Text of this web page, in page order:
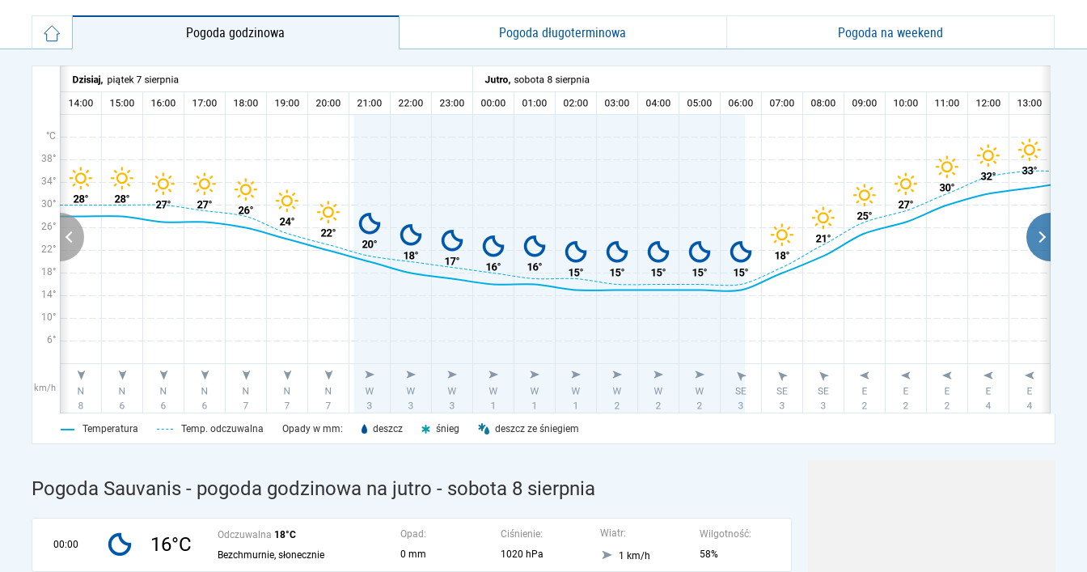
Pogoda godzinowa Pogoda długoterminowa Pogoda na weekend
°C
38°
34°
30°
26°
22°
18°
14°
10°
6°
km/h
Temperatura Temp. odczuwalna Opady w mm: deszcz śnieg deszcz ze śniegiem
Pogoda Sauvanis - pogoda godzinowa na jutro - sobota 8 sierpnia
00:00 16°C Odczuwalna 18°C
Bezchmurnie, słonecznie
Opad:
0 mm
Ciśnienie:
1020 hPa
Wiatr:
1 km/h
Wilgotność:
58%